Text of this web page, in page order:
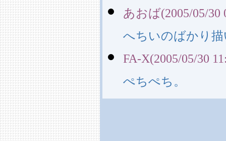
あおば(2005/05/30
へちいのばかり
FA-X(2005/05/30
ぺちぺち。